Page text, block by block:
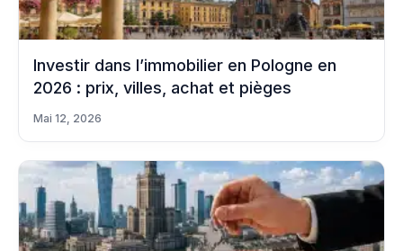
Investir dans l’immobilier en Pologne en
2026 : prix, villes, achat et pièges
Mai 12, 2026